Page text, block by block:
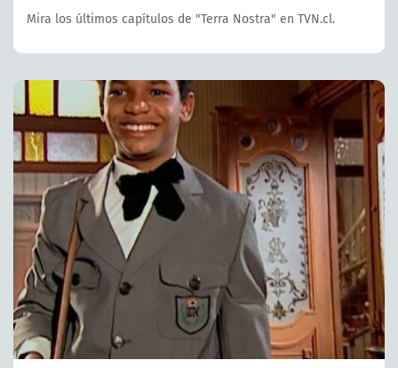
Mira los últimos capítulos de "Terra Nostra" en TVN.cl.